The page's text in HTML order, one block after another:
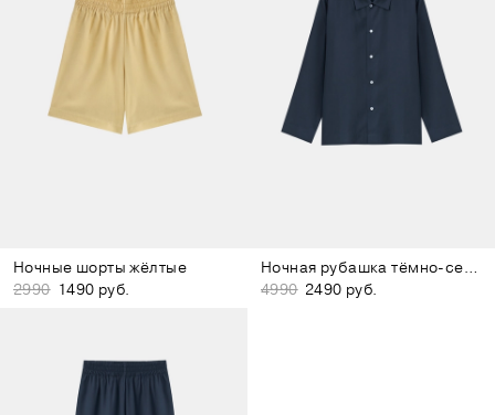
Ночные шорты жёлтые
2990 1490 руб.
Ночная рубашка тёмно-серая
4990 2490 руб.